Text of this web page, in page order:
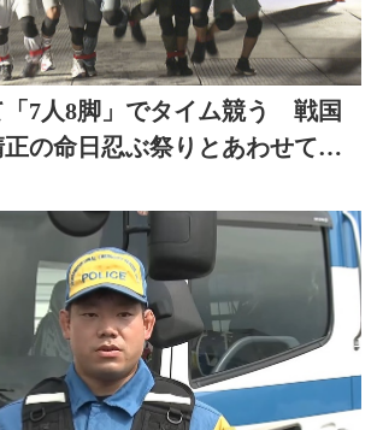
「7人8脚」でタイム競う 戦国
の命日忍ぶ祭りとあわせて初